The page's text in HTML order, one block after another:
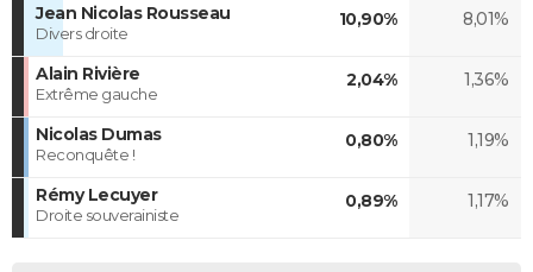
Jean Nicolas Rousseau
Divers droite
10,90% 8,01%
Alain Rivière
Extrême gauche
2,04% 1,36%
Nicolas Dumas
Reconquête !
0,80% 1,19%
Rémy Lecuyer
Droite souverainiste
0,89% 1,17%